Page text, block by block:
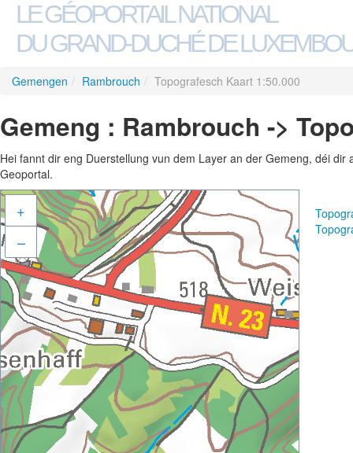
LE GÉOPORTAIL NATIONAL
DU GRAND-DUCHÉ DE
Gemengen / Rambrouch / Topografesch Kaart 1:50.000
Gemeng : Rambrouch ->
Hei fannt dir eng Duerstellung vun dem Layer an der Gemeng, déi
Geoportal.
+
–